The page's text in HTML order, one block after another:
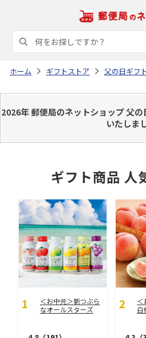
ホーム ギフトストア 父の日ギフ
2026年 郵便局のネットショップ 父
いたしま
ギフト商品 人
＜お中元＞新つぶら
なオールスターズ
＜
白